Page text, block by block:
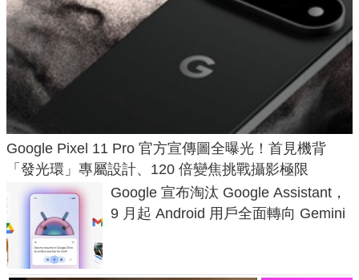
Google Pixel 11 Pro 官方宣傳圖全曝光！首見機背
「發光環」專屬設計、120 倍變焦挑戰攝影極限
Google 宣布淘汰 Google Assistant，
9 月起 Android 用戶全面轉向 Gemini